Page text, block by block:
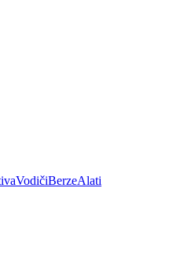
VodičiBerzeAlati